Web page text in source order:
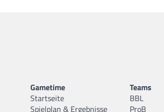
Gametime
Startseite
Spielplan & Ergebnisse
Teams
BBL
ProB